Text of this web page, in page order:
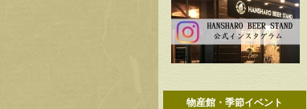
物産館・季節イベント